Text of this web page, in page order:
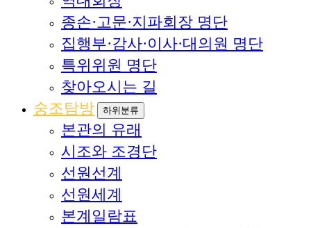
종손·고문·지파회장 명단
집행부·감사·이사·대의원 명단
특위위원 명단
찾아오시는 길
숭조탐방
하위분류
본관의 유래
시조와 조경단
선원선계
선원세계
본계일람표